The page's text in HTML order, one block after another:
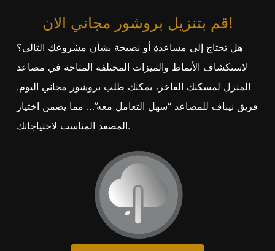
قم بتنزيل بروشور مجاني الان!
هل تحتاج إلى مساعدة أو نصيحة بشأن مشروعك التالي؟
لاستكشاف الأنماط والميزات المختلفة المتاحة في مصاعد
المنزل لمسكنك الفاخر، يمكنك طلب بروشور مجاني اليوم.
فريق نيباف للمصاعد “سهل التعامل معه”… مما يضمن اختيار
المصعد المناسب لاحتياجاتك.